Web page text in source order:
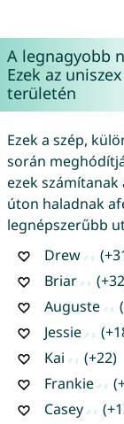
A legnagyobb
Ezek az
területén
Ezek a szép,
során
ezek számítanak
úton haladnak
legnépszerűbb
Drew
Briar
Auguste
Jessie
Kai
(+22)
Frankie
Casey